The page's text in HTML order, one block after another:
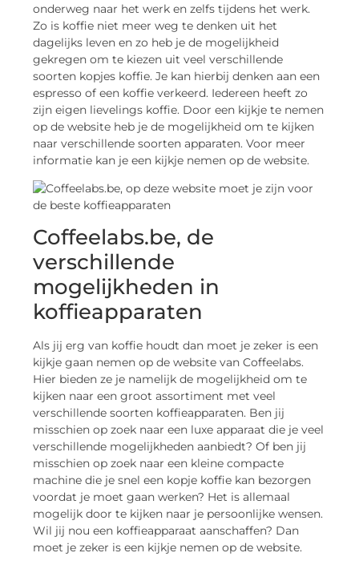
onderweg naar het werk en zelfs tijdens het werk.
Zo is koffie niet meer weg te denken uit het
dagelijks leven en zo heb je de mogelijkheid
gekregen om te kiezen uit veel verschillende
soorten kopjes koffie. Je kan hierbij denken aan een
espresso of een koffie verkeerd. Iedereen heeft zo
zijn eigen lievelings koffie. Door een kijkje te nemen
op de website heb je de mogelijkheid om te kijken
naar verschillende soorten apparaten. Voor meer
informatie kan je een kijkje nemen op de website.
Coffeelabs.be, de
verschillende
mogelijkheden in
koffieapparaten
Als jij erg van koffie houdt dan moet je zeker is een
kijkje gaan nemen op de website van Coffeelabs.
Hier bieden ze je namelijk de mogelijkheid om te
kijken naar een groot assortiment met veel
verschillende soorten koffieapparaten. Ben jij
misschien op zoek naar een luxe apparaat die je veel
verschillende mogelijkheden aanbiedt? Of ben jij
misschien op zoek naar een kleine compacte
machine die je snel een kopje koffie kan bezorgen
voordat je moet gaan werken? Het is allemaal
mogelijk door te kijken naar je persoonlijke wensen.
Wil jij nou een koffieapparaat aanschaffen? Dan
moet je zeker is een kijkje nemen op de website.